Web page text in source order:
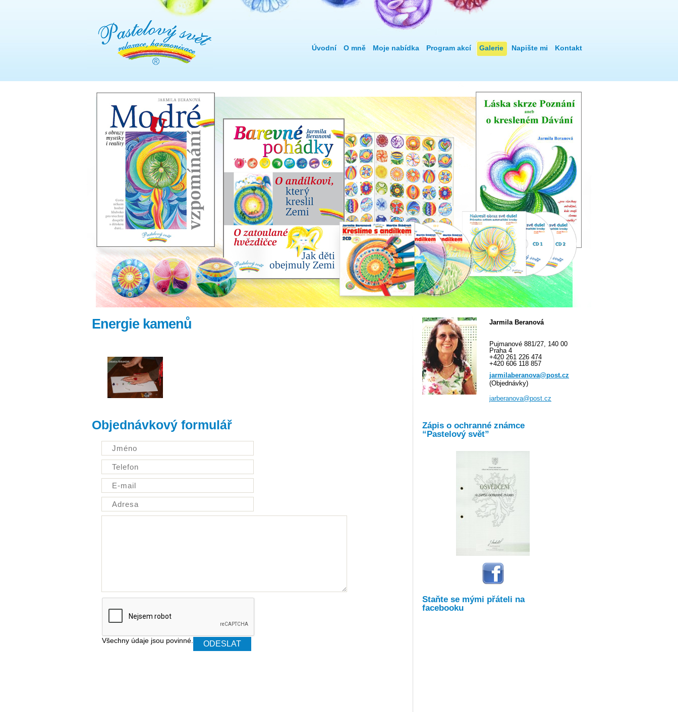
Úvodní O mně Moje nabídka Program akcí Galerie Napište mi Kontakt
Energie kamenů
Objednávkový formulář
Všechny údaje jsou povinné.
Jarmila Beranová
Pujmanové 881/27, 140 00
Praha 4
+420 261 226 474
+420 606 118 857
jarmilaberanova@post.cz
(Objednávky)
jarberanova@post.cz
Zápis o ochranné známce
“Pastelový svět”
Staňte se mými přáteli na
facebooku